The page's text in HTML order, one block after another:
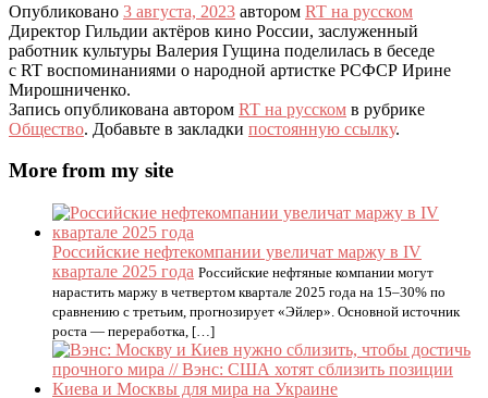
Опубликовано 3 августа, 2023 автором RT на русском
Директор Гильдии актёров кино России, заслуженный
работник культуры Валерия Гущина поделилась в беседе
с RT воспоминаниями о народной артистке РСФСР Ирине
Мирошниченко.
Запись опубликована автором RT на русском в рубрике
Общество. Добавьте в закладки постоянную ссылку.
More from my site
Российские нефтекомпании увеличат маржу в IV
квартале 2025 года Российские нефтяные компании могут
нарастить маржу в четвертом квартале 2025 года на 15–30% по
сравнению с третьим, прогнозирует «Эйлер». Основной источник
роста — переработка, […]